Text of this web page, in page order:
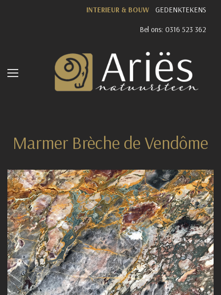
INTERIEUR & BOUW GEDENKTEKENS
Bel ons: 0316 523 362
Marmer Brèche de Vendôme